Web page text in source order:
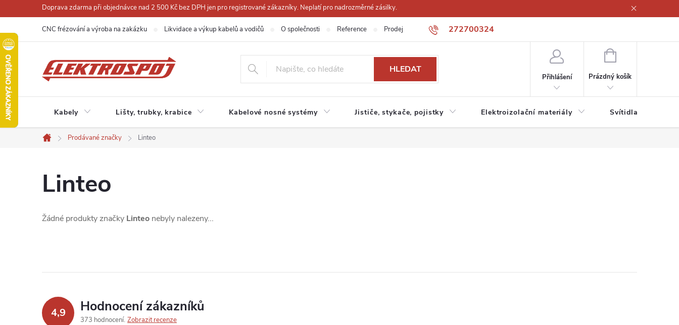
na
obsah
Doprava zdarma při objednávce nad 2 500 Kč bez DPH jen pro registrované zákazníky. Neplatí pro nadrozměrné zásilky.
272700324
CNC frézování a výroba na zakázku Likvidace a výkup kabelů a vodičů O společnosti Reference Prodejna Obchodní podmínky
HLEDAT
Přihlášení
NÁKUPNÍ
Prázdný košík
Kabely Lišty, trubky, krabice Kabelové nosné systémy Jističe, stykače, pojistky Elektroizolační materiály Svítidla a zdroje
Domů
Prodávané značky Linteo
Linteo
Žádné produkty značky Linteo nebyly nalezeny...
4,9 Hodnocení zákazníků
373 hodnocení Zobrazit recenze